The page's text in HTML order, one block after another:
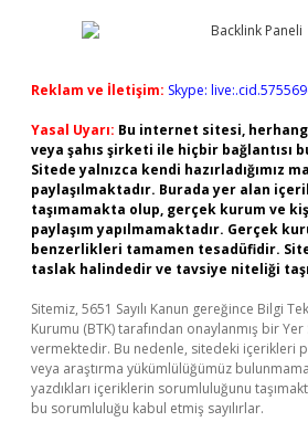
Reklam ve İletişim: Skype:
Yasal Uyarı: Bu internet sitesi,
veya şahıs şirketi ile hiçbir bağlantısı
Sitede yalnızca kendi hazırladığımız
paylaşılmaktadır. Burada yer alan
taşımamakta olup, gerçek kurum ve
paylaşım yapılmamaktadır. Gerçek
benzerlikleri tamamen tesadüfidir.
taslak halindedir ve tavsiye niteliği
Sitemiz, 5651 Sayılı Kanun gereğince Bilgi
Kurumu (BTK) tarafından onaylanmış bir Yer
vermektedir. Bu nedenle, sitedeki içerikleri
veya araştırma yükümlülüğümüz
yazdıkları içeriklerin sorumluluğunu
bu sorumluluğu kabul etmiş sayılırlar.